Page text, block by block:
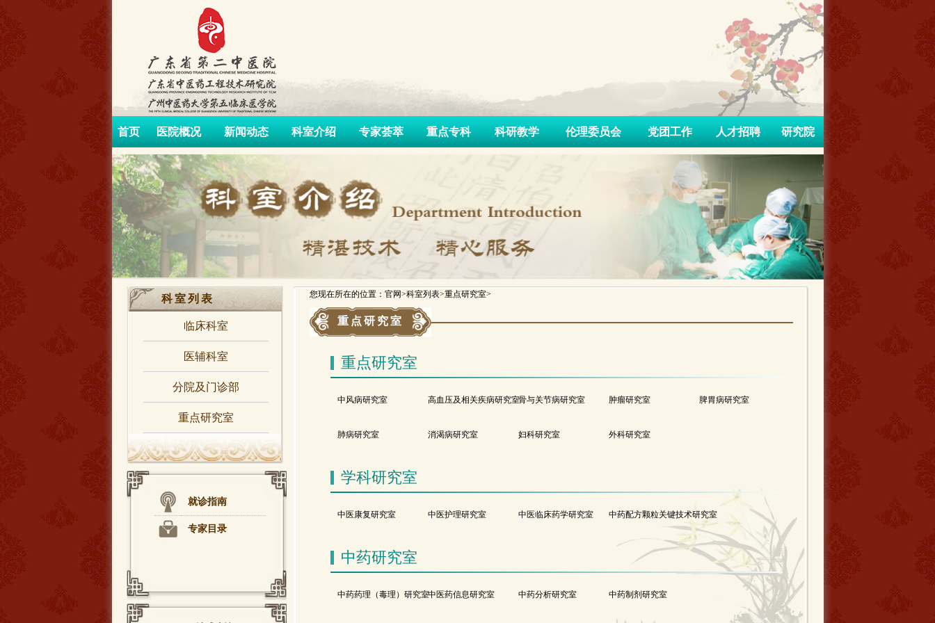
首页 医院概况 新闻动态 科室介绍 专家荟萃 重点专科 科研教学 伦理委员会 党团工作 人才招聘 研究院
科室列表
临床科室
医辅科室
分院及门诊部
重点研究室
就诊指南
专家目录
您现在所在的位置：官网>科室列表>重点研究室>
重点研究室
重点研究室
中风病研究室 高血压及相关疾病研究室骨与关节病研究室 肿瘤研究室 脾胃病研究室
肺病研究室 消渴病研究室 妇科研究室 外科研究室
学科研究室
中医康复研究室 中医护理研究室 中医临床药学研究室 中药配方颗粒关键技术研究室
中药研究室
中药药理（毒理）研究室中医药信息研究室 中药分析研究室 中药制剂研究室